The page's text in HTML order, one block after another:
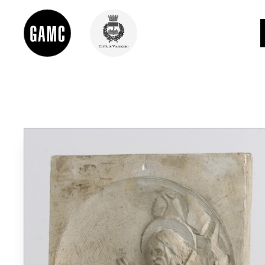
LE COLLEZIONI
GLI AUTORI
LORENZO VIANI
MOSTRE
EVENTI
PALAZZO DELLE MUSE